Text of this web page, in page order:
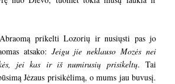
prikelti Lozorių ir nusiųsti pas jo
atsako: Jeigu jie neklauso Mozės nei
jei kas ir iš numirusių prisikeltų. Tai
Jėzaus prisikėlimą, o mums jau buvusį.